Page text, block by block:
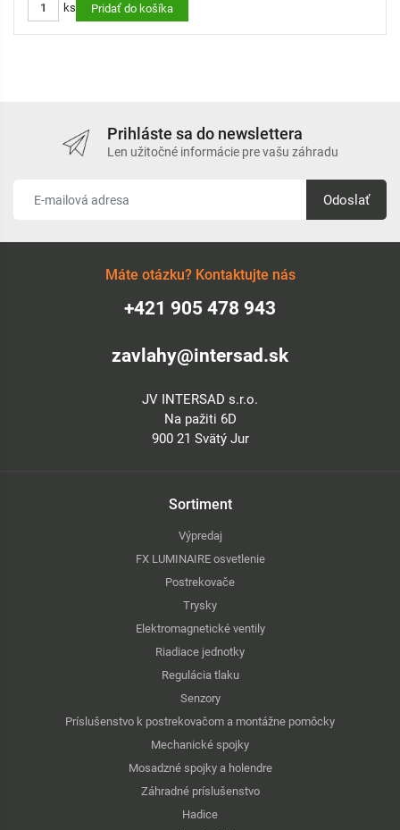
ks Pridať do košíka
Prihláste sa do newslettera
Len užitočné informácie pre vašu záhradu
Odoslať
Máte otázku? Kontaktujte nás
+421 905 478 943
zavlahy@intersad.sk
JV INTERSAD s.r.o.
Na pažiti 6D
900 21 Svätý Jur
Sortiment
Výpredaj
FX LUMINAIRE osvetlenie
Postrekovače
Trysky
Elektromagnetické ventily
Riadiace jednotky
Regulácia tlaku
Senzory
Príslušenstvo k postrekovačom a montážne pomôcky
Mechanické spojky
Mosadzné spojky a holendre
Záhradné príslušenstvo
Hadice